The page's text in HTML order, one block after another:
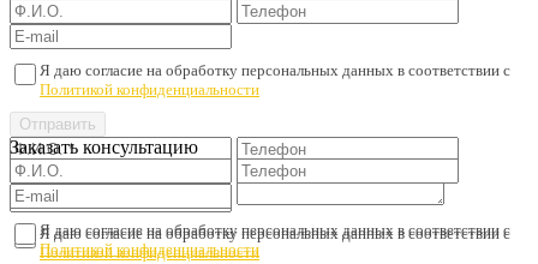
Я даю согласие на обработку персональных данных в соответствии с
Политикой конфиденциальности
Заказать консультацию
Я даю согласие на обработку персональных данных в соответствии с
Политикой конфиденциальности
Я даю согласие на обработку персональных данных в соответствии с
Политикой конфиденциальности